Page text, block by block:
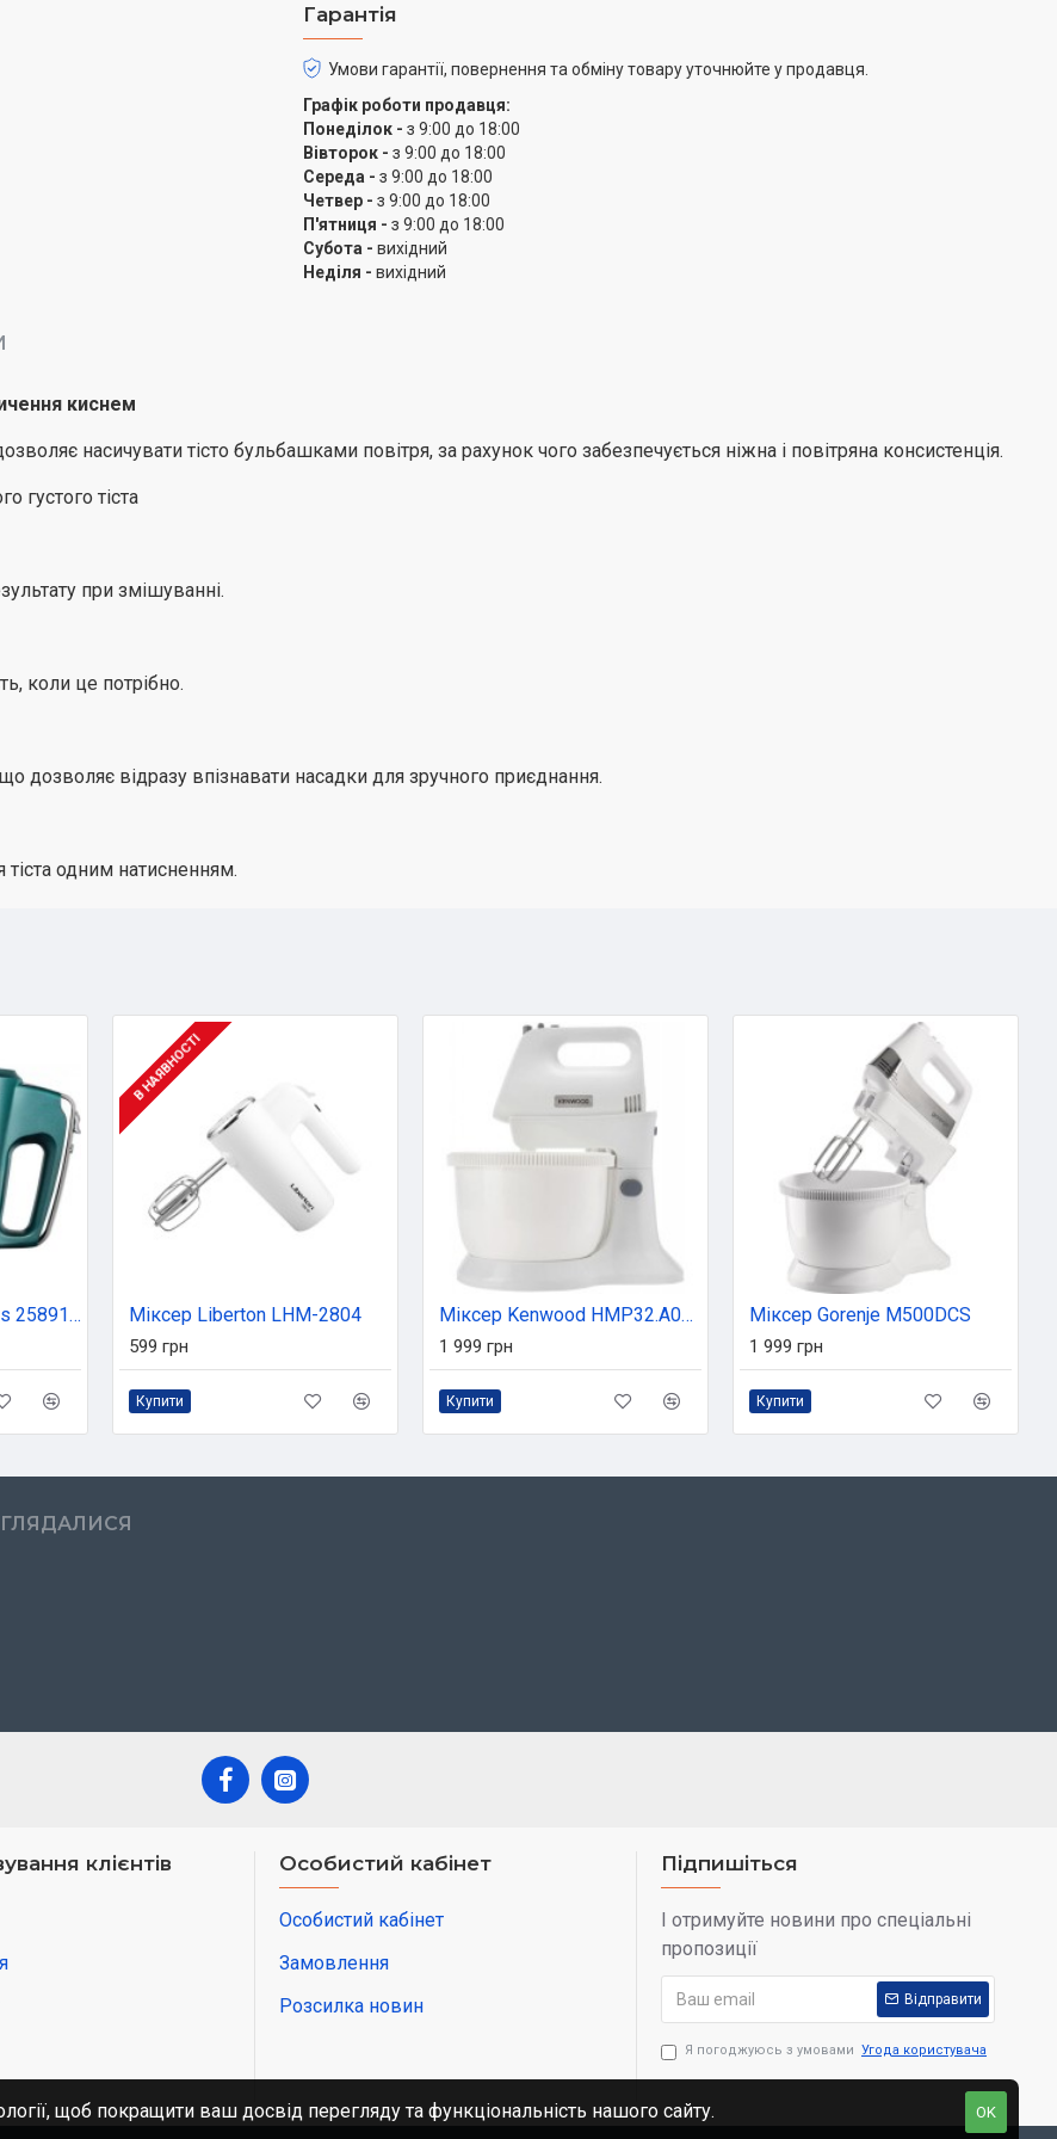
Гарантія
Умови гарантії, повернення та обміну товару уточнюйте у продавця.
Графік роботи продавця:
Понеділок - з 9:00 до 18:00
Вівторок - з 9:00 до 18:00
Середа - з 9:00 до 18:00
Четвер - з 9:00 до 18:00
П'ятниця - з 9:00 до 18:00
Субота - вихідний
Неділя - вихідний
киснем
насичувати тісто бульбашками повітря, за рахунок чого забезпечується ніжна і повітряна консистенція.
густого тіста
при змішуванні.
коли це потрібно.
відразу впізнавати насадки для зручного приєднання.
одним натисненням.
Міксер Russell Hobbs 25891-56
В НАЯВНОСТІ
Міксер Liberton LHM-2804
599 грн
Купити
Міксер Kenwood HMP32.A0WH
1 999 грн
Купити
Міксер Gorenje M500DCS
1 999 грн
Купити
клієнтів Особистий кабінет
Особистий кабінет
Замовлення
Розсилка новин
Підпишіться
І отримуйте новини про спеціальні
пропозиції
Відправити
Я погоджуюсь з умовами Угода користувача
OK
щоб покращити ваш досвід перегляду та функціональність нашого сайту.